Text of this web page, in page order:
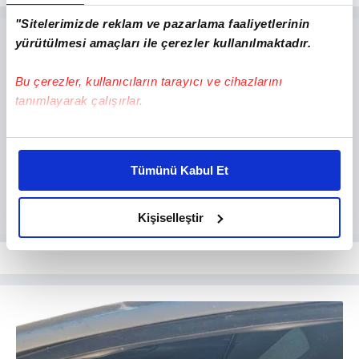
"Sitelerimizde reklam ve pazarlama faaliyetlerinin
yürütülmesi amaçları ile çerezler kullanılmaktadır.
Bu çerezler, kullanıcıların tarayıcı ve cihazlarını
tanımlayarak çalışırlar.
Bu çerezlere izin vermeniz halinde sizlere özel
daha iyi reklam deneyimi yaşatabiliriz. Bunu yaparken
amacımızın size daha iyi bir reklam deneyimi sunmak
olduğunu ve sizlere en iyi içerikleri sunabilmek adına
elimizden gelen çabayı gösterdiğimizi ve bu noktada,
reklamların maliyetlerimizi karşılamak noktasında tek gelir
Her halükârda, kullanıcılar, bu çerezlere izin vermedikleri
takdirde, kullanıcılara hedefli reklamlar
gösterilmeyecektir."
Tümünü Kabul Et
Kişiselleştir